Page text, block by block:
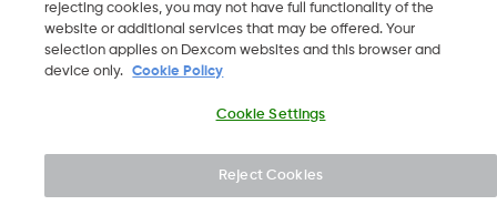
rejecting cookies, you may not have full functionality of the
website or additional services that may be offered. Your
selection applies on Dexcom websites and this browser and
device only.
Cookie Policy
Cookie Settings
Reject Cookies